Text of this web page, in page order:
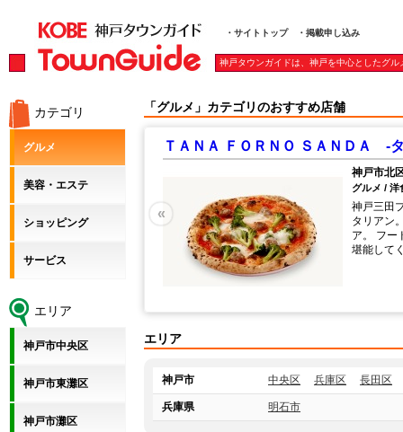
・サイトトップ ・掲載申し込み
神戸タウンガイドは、神戸を中心としたグ
カテゴリ
グルメ
美容・エステ
ショッピング
サービス
エリア
神戸市中央区
神戸市東灘区
神戸市灘区
「グルメ」カテゴリのおすすめ店舗
ＴＡＮＡ ＦＯＲＮＯ ＳＡＮＤＡ -ターナ・フォルノ
神戸三田プレミアムアウトレッ
タリアン。 ナポリスタイル・ピ
ア。 フードコートで石釜本格ナ
堪能してください。
«
エリア
神戸市 中央区 兵庫区 長田区
兵庫県 明石市